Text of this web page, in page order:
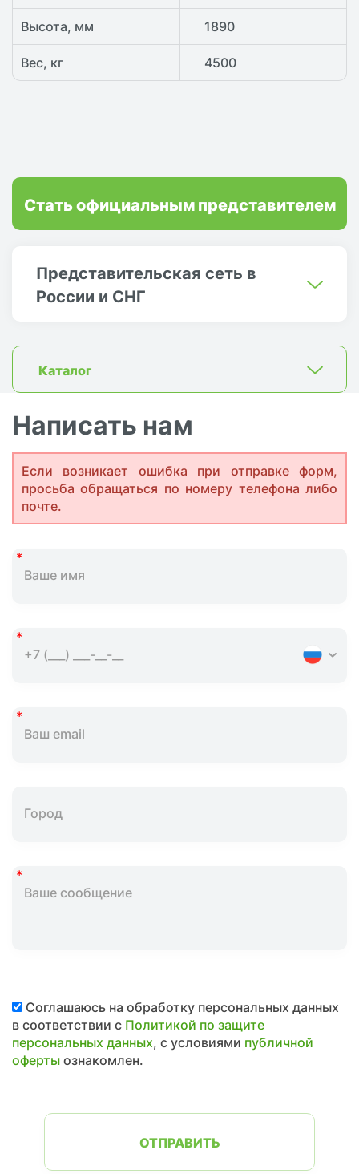
Высота, мм 1890
Вес, кг 4500
Представительская сеть в
России и СНГ
Стать официальным представителем
Каталог
Написать нам
Если возникает ошибка при отправке форм,
просьба обращаться по номеру телефона либо
почте.
Соглашаюсь на обработку персональных данных
в соответствии с Политикой по защите
персональных данных, с условиями публичной
офертыознакомлен.
ОТПРАВИТЬ